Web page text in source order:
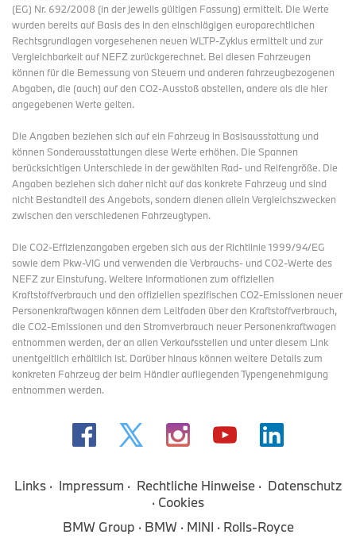
(EG) Nr. 692/2008 (in der jeweils gültigen Fassung) ermittelt. Die Werte
wurden bereits auf Basis des in den einschlägigen europarechtlichen
Rechtsgrundlagen vorgesehenen neuen WLTP-Zyklus ermittelt und zur
Vergleichbarkeit auf NEFZ zurückgerechnet. Bei diesen Fahrzeugen
können für die Bemessung von Steuern und anderen fahrzeugbezogenen
Abgaben, die (auch) auf den CO2-Ausstoß abstellen, andere als die hier
angegebenen Werte gelten.
Die Angaben beziehen sich auf ein Fahrzeug in Basisausstattung und
können Sonderausstattungen diese Werte erhöhen. Die Spannen
berücksichtigen Unterschiede in der gewählten Rad- und Reifengröße. Die
Angaben beziehen sich daher nicht auf das konkrete Fahrzeug und sind
nicht Bestandteil des Angebots, sondern dienen allein Vergleichszwecken
zwischen den verschiedenen Fahrzeugtypen.
Die CO2-Effizienzangaben ergeben sich aus der Richtlinie 1999/94/EG
sowie dem Pkw-VIG und verwenden die Verbrauchs- und CO2-Werte des
NEFZ zur Einstufung. Weitere Informationen zum offiziellen
Kraftstoffverbrauch und den offiziellen spezifischen CO2-Emissionen neuer
Personenkraftwagen können dem Leitfaden über den Kraftstoffverbrauch,
die CO2-Emissionen und den Stromverbrauch neuer Personenkraftwagen
entnommen werden, der an allen Verkaufsstellen und unter diesem Link
unentgeltlich erhältlich ist. Darüber hinaus können weitere Details zum
konkreten Fahrzeug der beim Händler aufliegenden Typengenehmigung
entnommen werden.
Links Impressum Rechtliche Hinweise
Datenschutz
Cookies
BMW Group
BMW MINI Rolls-Royce